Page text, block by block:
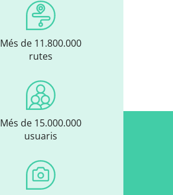
Més de 11.800.000
rutes
Més de 15.000.000
usuaris